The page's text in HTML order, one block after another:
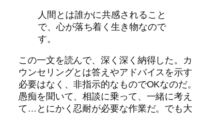
人間とは誰かに共感されること
で、心が落ち着く生き物なので
す。
この一文を読んで、深く深く納得した。カ
ウンセリングとは答えやアドバイスを示す
必要はなく、非指示的なものでOKなのだ。
愚痴を聞いて、相談に乗って、一緒に考え
て…とにかく忍耐が必要な作業だ。でも大